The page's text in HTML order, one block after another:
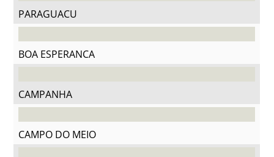
PARAGUACU
BOA ESPERANCA
CAMPANHA
CAMPO DO MEIO